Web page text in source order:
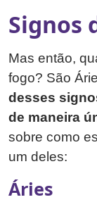
Signos
Mas então,
fogo? São
desses
de maneira
sobre como
um deles:
Áries